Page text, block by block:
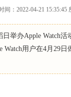
间：2022-04-21
举办Apple Watch
用户在4月29